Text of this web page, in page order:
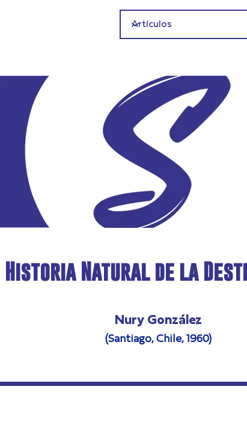
Historia Natural de la
Nury González
(Santiago, Chile, 1960)